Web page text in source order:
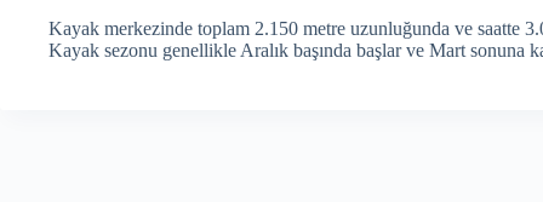
Kayak merkezinde toplam 2.150 metre uzunluğunda ve saatte
Kayak sezonu genellikle Aralık başında başlar ve Mart sonuna